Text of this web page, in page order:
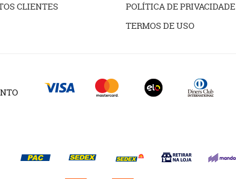
CLIENTES
POLÍTICA DE PRIVACIDADE
TERMOS DE USO